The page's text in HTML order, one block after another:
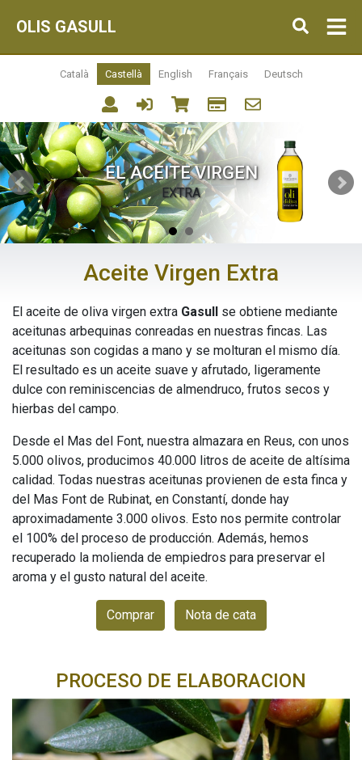
Català Castellà English Français Deutsch
OLIS GASULL
EL ACEITE VIRGEN
EXTRA
Aceite Virgen Extra
El aceite de oliva virgen extra Gasull se obtiene mediante
aceitunas arbequinas conreadas en nuestras fincas. Las
aceitunas son cogidas a mano y se molturan el mismo día.
El resultado es un aceite suave y afrutado, ligeramente
dulce con reminiscencias de almendruco, frutos secos y
hierbas del campo.
Desde el Mas del Font, nuestra almazara en Reus, con unos
5.000 olivos, producimos 40.000 litros de aceite de altísima
calidad. Todas nuestras aceitunas provienen de esta finca y
del Mas Font de Rubinat, en Constantí, donde hay
aproximadamente 3.000 olivos. Esto nos permite controlar
el 100% del proceso de producción. Además, hemos
recuperado la molienda de empiedros para preservar el
aroma y el gusto natural del aceite.
Comprar Nota de cata
PROCESO DE ELABORACION